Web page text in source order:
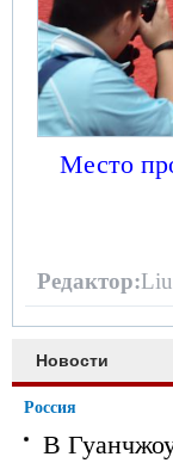
Место
Редактор:
Новости
Россия
В